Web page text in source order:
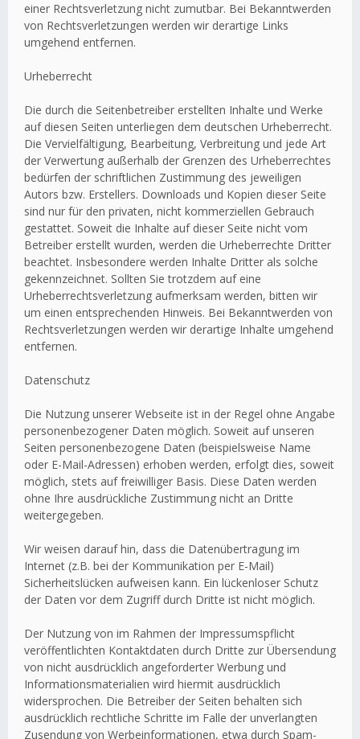
einer Rechtsverletzung nicht zumutbar. Bei Bekanntwerden
von Rechtsverletzungen werden wir derartige Links
umgehend entfernen.
Urheberrecht
Die durch die Seitenbetreiber erstellten Inhalte und Werke
auf diesen Seiten unterliegen dem deutschen Urheberrecht.
Die Vervielfältigung, Bearbeitung, Verbreitung und jede Art
der Verwertung außerhalb der Grenzen des Urheberrechtes
bedürfen der schriftlichen Zustimmung des jeweiligen
Autors bzw. Erstellers. Downloads und Kopien dieser Seite
sind nur für den privaten, nicht kommerziellen Gebrauch
gestattet. Soweit die Inhalte auf dieser Seite nicht vom
Betreiber erstellt wurden, werden die Urheberrechte Dritter
beachtet. Insbesondere werden Inhalte Dritter als solche
gekennzeichnet. Sollten Sie trotzdem auf eine
Urheberrechtsverletzung aufmerksam werden, bitten wir
um einen entsprechenden Hinweis. Bei Bekanntwerden von
Rechtsverletzungen werden wir derartige Inhalte umgehend
entfernen.
Datenschutz
Die Nutzung unserer Webseite ist in der Regel ohne Angabe
personenbezogener Daten möglich. Soweit auf unseren
Seiten personenbezogene Daten (beispielsweise Name
oder E-Mail-Adressen) erhoben werden, erfolgt dies, soweit
möglich, stets auf freiwilliger Basis. Diese Daten werden
ohne Ihre ausdrückliche Zustimmung nicht an Dritte
weitergegeben.
Wir weisen darauf hin, dass die Datenübertragung im
Internet (z.B. bei der Kommunikation per E-Mail)
Sicherheitslücken aufweisen kann. Ein lückenloser Schutz
der Daten vor dem Zugriff durch Dritte ist nicht möglich.
Der Nutzung von im Rahmen der Impressumspflicht
veröffentlichten Kontaktdaten durch Dritte zur Übersendung
von nicht ausdrücklich angeforderter Werbung und
Informationsmaterialien wird hiermit ausdrücklich
widersprochen. Die Betreiber der Seiten behalten sich
ausdrücklich rechtliche Schritte im Falle der unverlangten
Zusendung von Werbeinformationen, etwa durch Spam-